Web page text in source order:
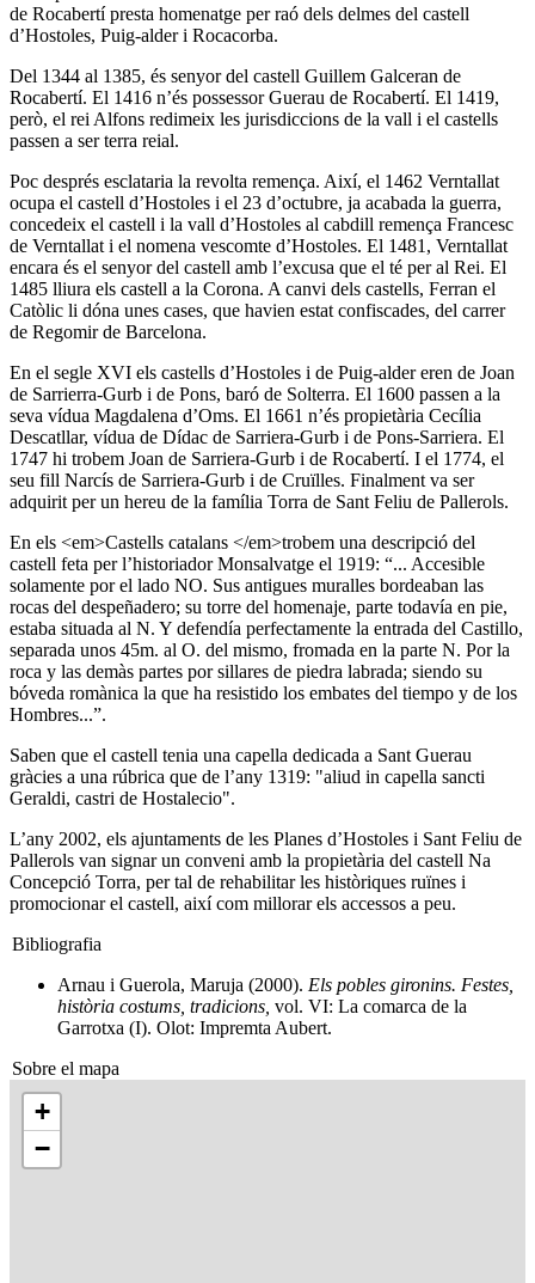
de Rocabertí presta homenatge per raó dels delmes del castell
d’Hostoles, Puig-alder i Rocacorba.
Del 1344 al 1385, és senyor del castell Guillem Galceran de
Rocabertí. El 1416 n’és possessor Guerau de Rocabertí. El 1419,
però, el rei Alfons redimeix les jurisdiccions de la vall i el castells
passen a ser terra reial.
Poc després esclataria la revolta remença. Així, el 1462 Verntallat
ocupa el castell d’Hostoles i el 23 d’octubre, ja acabada la guerra,
concedeix el castell i la vall d’Hostoles al cabdill remença Francesc
de Verntallat i el nomena vescomte d’Hostoles. El 1481, Verntallat
encara és el senyor del castell amb l’excusa que el té per al Rei. El
1485 lliura els castell a la Corona. A canvi dels castells, Ferran el
Catòlic li dóna unes cases, que havien estat confiscades, del carrer
de Regomir de Barcelona.
En el segle XVI els castells d’Hostoles i de Puig-alder eren de Joan
de Sarrierra-Gurb i de Pons, baró de Solterra. El 1600 passen a la
seva vídua Magdalena d’Oms. El 1661 n’és propietària Cecília
Descatllar, vídua de Dídac de Sarriera-Gurb i de Pons-Sarriera. El
1747 hi trobem Joan de Sarriera-Gurb i de Rocabertí. I el 1774, el
seu fill Narcís de Sarriera-Gurb i de Cruïlles. Finalment va ser
adquirit per un hereu de la família Torra de Sant Feliu de Pallerols.
En els <em>Castells catalans </em>trobem una descripció del
castell feta per l’historiador Monsalvatge el 1919: “... Accesible
solamente por el lado NO. Sus antigues muralles bordeaban las
rocas del despeñadero; su torre del homenaje, parte todavía en pie,
estaba situada al N. Y defendía perfectamente la entrada del Castillo,
separada unos 45m. al O. del mismo, fromada en la parte N. Por la
roca y las demàs partes por sillares de piedra labrada; siendo su
bóveda romànica la que ha resistido los embates del tiempo y de los
Hombres...”.
Saben que el castell tenia una capella dedicada a Sant Guerau
gràcies a una rúbrica que de l’any 1319: "aliud in capella sancti
Geraldi, castri de Hostalecio".
L’any 2002, els ajuntaments de les Planes d’Hostoles i Sant Feliu de
Pallerols van signar un conveni amb la propietària del castell Na
Concepció Torra, per tal de rehabilitar les històriques ruïnes i
promocionar el castell, així com millorar els accessos a peu.
Bibliografia
Arnau i Guerola, Maruja (2000). Els pobles gironins. Festes,
història costums, tradicions, vol. VI: La comarca de la
Garrotxa (I). Olot: Impremta Aubert.
Sobre el mapa
+
−